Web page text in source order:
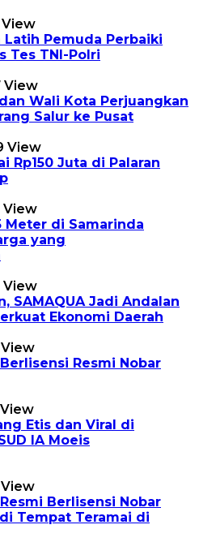
View
Pemuda Perbaiki
Tes TNI-Polri
View
Wali Kota Perjuangkan
Salur ke Pusat
View
Rp150 Juta di Palaran
View
Meter di Samarinda
yang
View
SAMAQUA Jadi Andalan
Ekonomi Daerah
View
Resmi Nobar
Etis dan Viral di
IA Moeis
View
Berlisensi Nobar
Tempat Teramai di